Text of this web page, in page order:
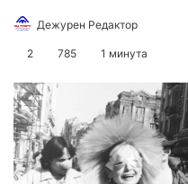
Дежурен Редактор
l
o
w
o
n
d
a
n
e
m
2 785 1 минута